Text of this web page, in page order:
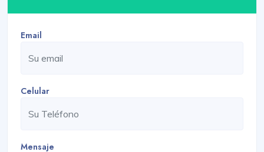
Email
Celular
Mensaje